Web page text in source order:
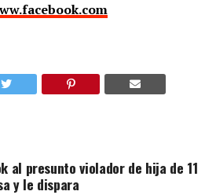
al presunto violador de hija de 11
y le dispara